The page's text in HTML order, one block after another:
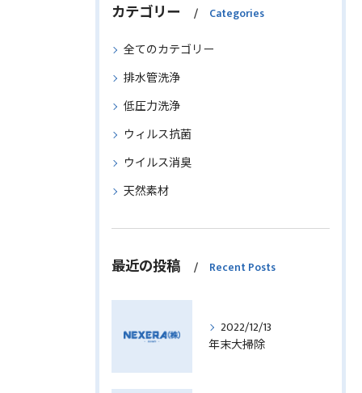
カテゴリー Categories
全てのカテゴリー
排水管洗浄
低圧力洗浄
ウィルス抗菌
ウイルス消臭
天然素材
最近の投稿 Recent Posts
2022/12/13
年末大掃除